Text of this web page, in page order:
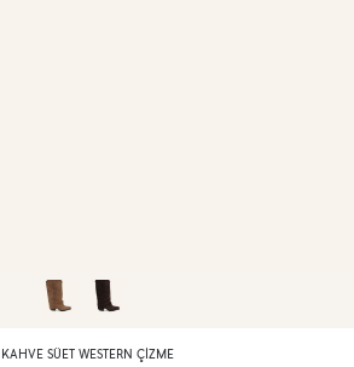
KAHVE SÜET WESTERN ÇIZME